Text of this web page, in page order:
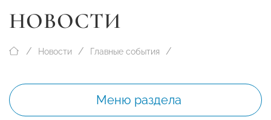
НОВОСТИ
Новости Главные события
Меню раздела